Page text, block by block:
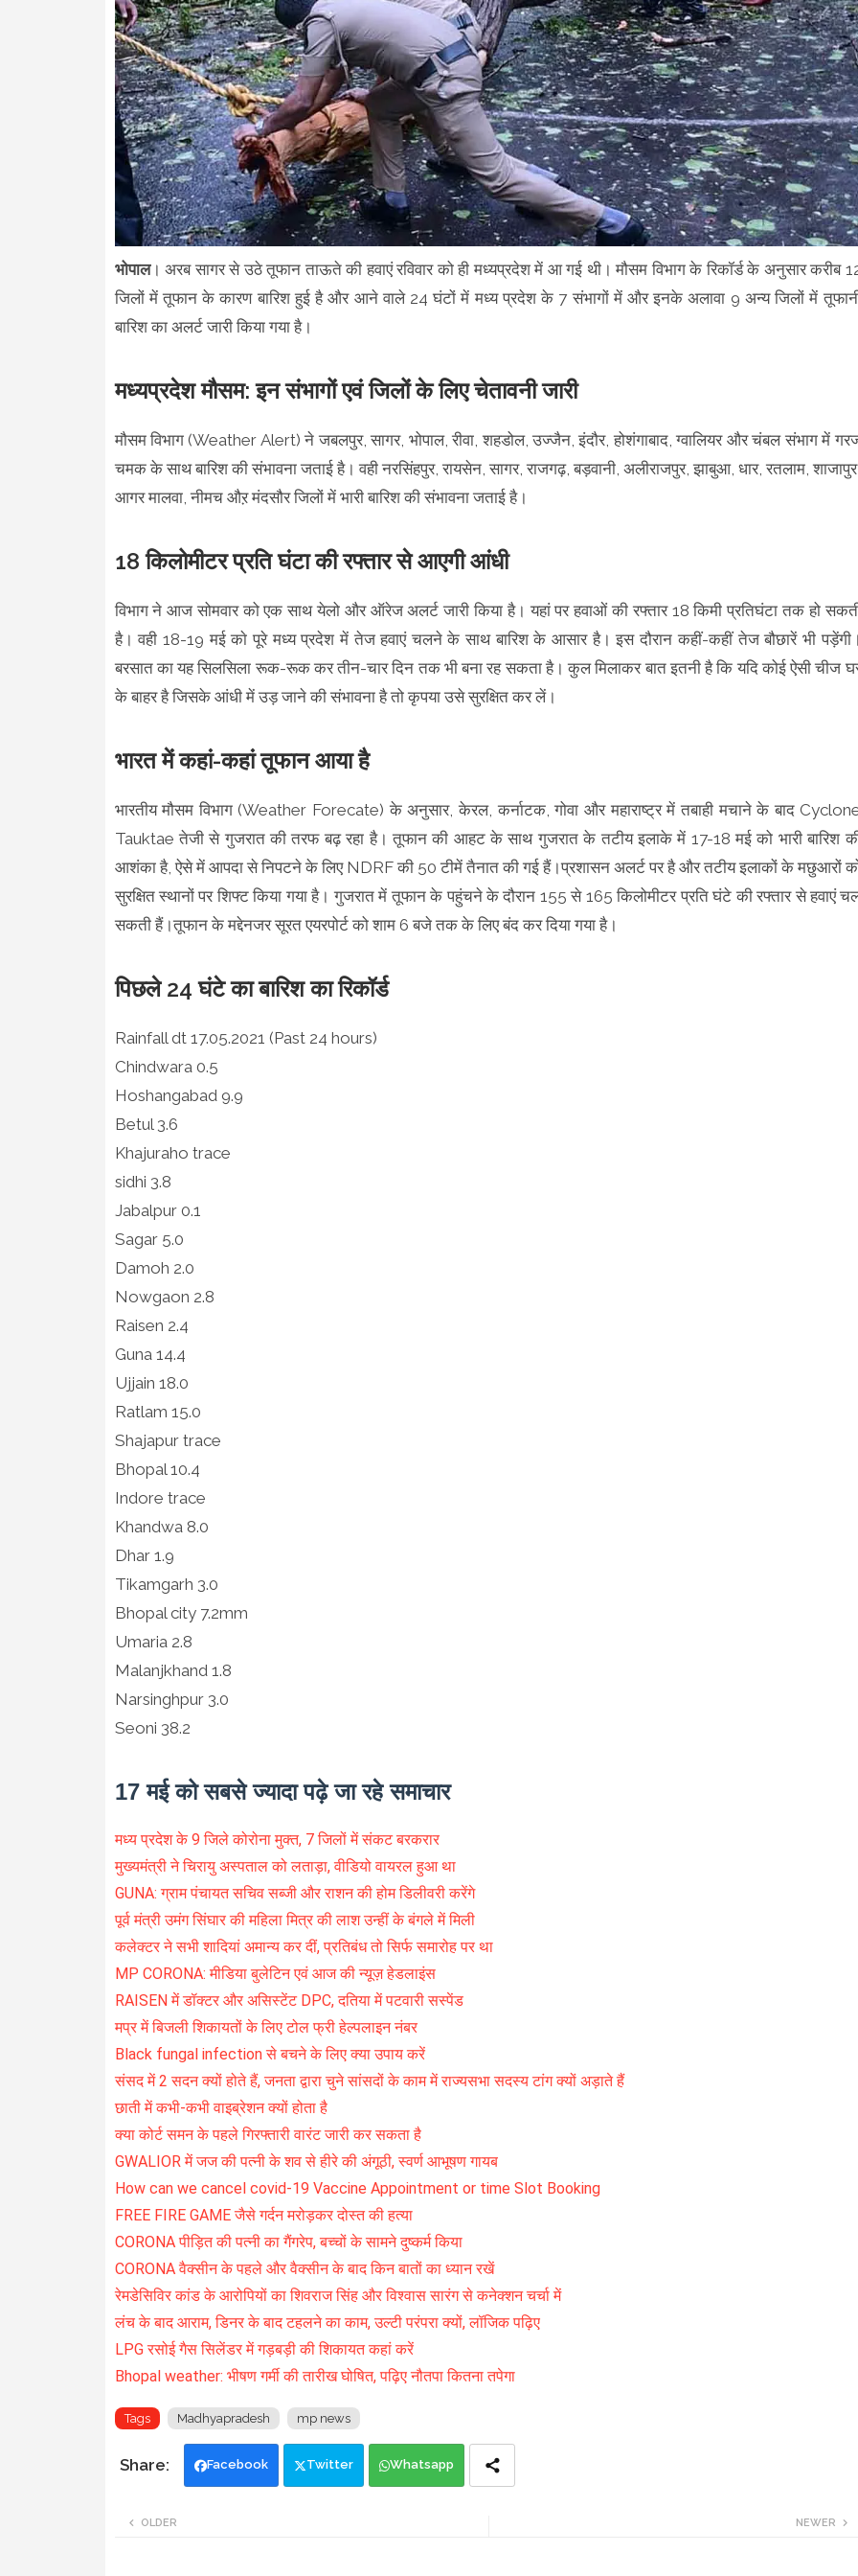
भोपाल। अरब सागर से उठे तूफान ताऊते की हवाएं रविवार को ही मध्यप्रदेश में आ गई थी। मौसम विभाग के रिकॉर्ड के अनुसार करीब
जिलों में तूफान के कारण बारिश हुई है और आने वाले 24 घंटों में मध्य प्रदेश के 7 संभागों में और इनके अलावा 9 अन्य जिलों में
बारिश का अलर्ट जारी किया गया है।
मध्यप्रदेश मौसम: इन संभागों एवं जिलों के लिए चेतावनी जारी
मौसम विभाग (Weather Alert) ने जबलपुर, सागर, भोपाल, रीवा, शहडोल, उज्जैन, इंदौर, होशंगाबाद, ग्वालियर और चंबल संभाग में
चमक के साथ बारिश की संभावना जताई है। वही नरसिंहपुर, रायसेन, सागर, राजगढ़, बड़वानी, अलीराजपुर, झाबुआ, धार, रतलाम,
आगर मालवा, नीमच औऱ मंदसौर जिलों में भारी बारिश की संभावना जताई है।
18 किलोमीटर प्रति घंटा की रफ्तार से आएगी आंधी
विभाग ने आज सोमवार को एक साथ येलो और ऑरेज अलर्ट जारी किया है। यहां पर हवाओं की रफ्तार 18 किमी प्रतिघंटा तक हो
है। वही 18-19 मई काे पूरे मध्य प्रदेश में तेज हवाएं चलने के साथ बारिश के आसार है। इस दौरान कहीं-कहीं तेज बौछारें भी
बरसात का यह सिलसिला रूक-रूक कर तीन-चार दिन तक भी बना रह सकता है। कुल मिलाकर बात इतनी है कि यदि कोई ऐसी चीज
के बाहर है जिसके आंधी में उड़ जाने की संभावना है तो कृपया उसे सुरक्षित कर लें।
भारत में कहां-कहां तूफान आया है
भारतीय मौसम विभाग (Weather Forecate) के अनुसार, केरल, कर्नाटक, गोवा और महाराष्ट्र में तबाही मचाने के बाद
Tauktae तेजी से गुजरात की तरफ बढ़ रहा है। तूफान की आहट के साथ गुजरात के तटीय इलाके में 17-18 मई को भारी बारिश
आशंका है, ऐसे में आपदा से निपटने के लिए NDRF की 50 टीमें तैनात की गई हैं।प्रशासन अलर्ट पर है और तटीय इलाकों के मछुआरों
सुरक्षित स्थानों पर शिफ्ट किया गया है। गुजरात में तूफान के पहुंचने के दौरान 155 से 165 किलोमीटर प्रति घंटे की रफ्तार से हवाएं
सकती हैं।तूफान के मद्देनजर सूरत एयरपोर्ट को शाम 6 बजे तक के लिए बंद कर दिया गया है।
पिछले 24 घंटे का बारिश का रिकॉर्ड
Rainfall dt 17.05.2021 (Past 24 hours)
Chindwara 0.5
Hoshangabad 9.9
Betul 3.6
Khajuraho trace
sidhi 3.8
Jabalpur 0.1
Sagar 5.0
Damoh 2.0
Nowgaon 2.8
Raisen 2.4
Guna 14.4
Ujjain 18.0
Ratlam 15.0
Shajapur trace
Bhopal 10.4
Indore trace
Khandwa 8.0
Dhar 1.9
Tikamgarh 3.0
Bhopal city 7.2mm
Umaria 2.8
Malanjkhand 1.8
Narsinghpur 3.0
Seoni 38.2
17 मई को सबसे ज्यादा पढ़े जा रहे समाचार
मध्य प्रदेश के 9 जिले कोरोना मुक्त, 7 जिलों में संकट बरकरार
मुख्यमंत्री ने चिरायु अस्पताल को लताड़ा, वीडियो वायरल हुआ था
GUNA: ग्राम पंचायत सचिव सब्जी और राशन की होम डिलीवरी करेंगे
पूर्व मंत्री उमंग सिंघार की महिला मित्र की लाश उन्हीं के बंगले में मिली
कलेक्टर ने सभी शादियां अमान्य कर दीं, प्रतिबंध तो सिर्फ समारोह पर था
MP CORONA: मीडिया बुलेटिन एवं आज की न्यूज़ हेडलाइंस
RAISEN में डॉक्टर और असिस्टेंट DPC, दतिया में पटवारी सस्पेंड
मप्र में बिजली शिकायतों के लिए टोल फ्री हेल्पलाइन नंबर
Black fungal infection से बचने के लिए क्या उपाय करें
संसद में 2 सदन क्यों होते हैं, जनता द्वारा चुने सांसदों के काम में राज्यसभा सदस्य टांग क्यों अड़ाते हैं
छाती में कभी-कभी वाइब्रेशन क्यों होता है
क्या कोर्ट समन के पहले गिरफ्तारी वारंट जारी कर सकता है
GWALIOR में जज की पत्नी के शव से हीरे की अंगूठी, स्वर्ण आभूषण गायब
How can we cancel covid-19 Vaccine Appointment or time Slot Booking
FREE FIRE GAME जैसे गर्दन मरोड़कर दोस्त की हत्या
CORONA पीड़ित की पत्नी का गैंगरेप, बच्चों के सामने दुष्कर्म किया
CORONA वैक्सीन के पहले और वैक्सीन के बाद किन बातों का ध्यान रखें
रेमडेसिविर कांड के आरोपियों का शिवराज सिंह और विश्वास सारंग से कनेक्शन चर्चा में
लंच के बाद आराम, डिनर के बाद टहलने का काम, उल्टी परंपरा क्यों, लॉजिक पढ़िए
LPG रसोई गैस सिलेंडर में गड़बड़ी की शिकायत कहां करें
Bhopal weather: भीषण गर्मी की तारीख घोषित, पढ़िए नौतपा कितना तपेगा
Tags Madhyapradesh mp news
Facebook Twitter Whatsapp
NEWER
OLDER